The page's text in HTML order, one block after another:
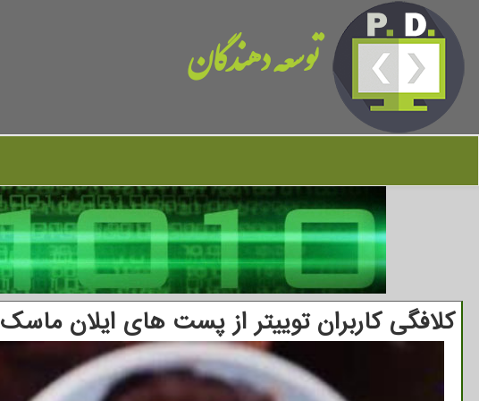
توسعه دهندگان
کلافگی کاربران توییتر از پست های ایلان ماسک